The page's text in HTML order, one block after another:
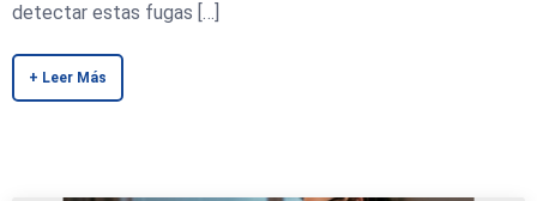
detectar estas fugas […]
+ Leer Más